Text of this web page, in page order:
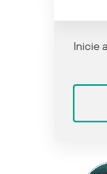
Inicie